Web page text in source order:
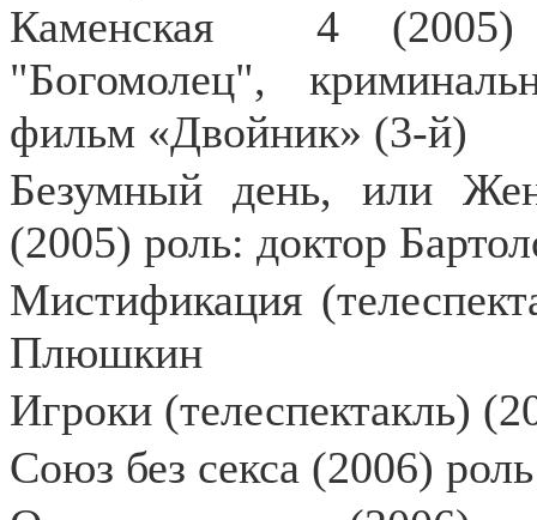
Каменская
4 (2005)
"Богомолец",
фильм «Двойник» (3-й)
Безумный день, или
(2005) роль: доктор
Мистификация
Плюшкин
Игроки (телеспектакль)
Союз без секса (2006)